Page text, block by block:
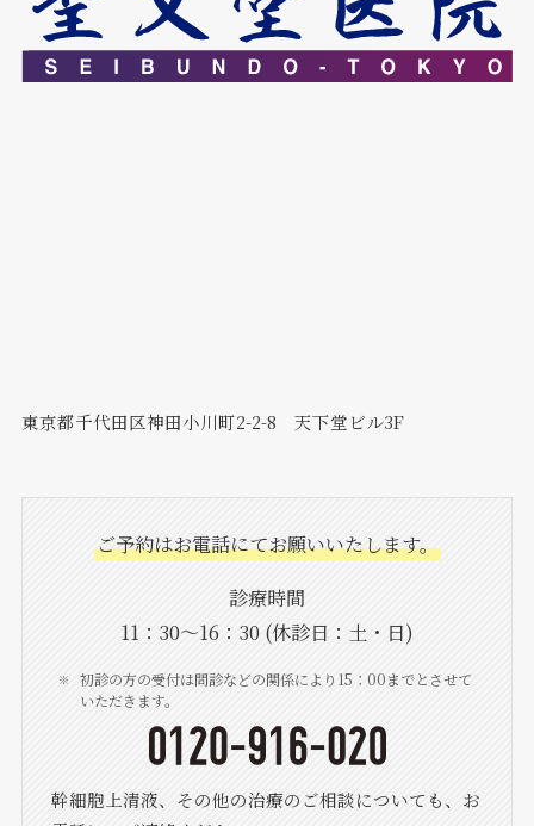
東京都千代田区神田小川町2-2-8 天下堂ビル3F
ご予約はお電話にてお願いいたします。
診療時間
11：30〜16：30 (休診日：土・日)
初診の方の受付は問診などの関係により15：00までとさせて
いただきます。
幹細胞上清液、その他の治療のご相談についても、お